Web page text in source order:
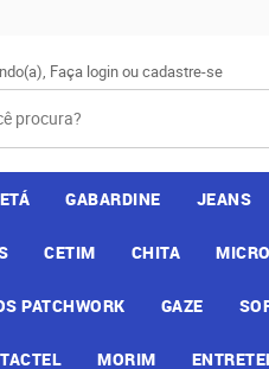
Faça loginoucadastre-se
GABARDINE JEANS
CETIM CHITA
PATCHWORK GAZE
TACTEL MORIM